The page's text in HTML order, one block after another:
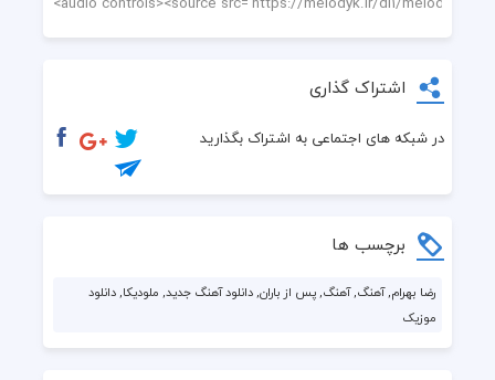
اشتراک گذاری
در شبکه های اجتماعی به اشتراک بگذارید
برچسب ها
رضا بهرام, آهنگ, آهنگ, پس از باران, دانلود آهنگ جدید, ملودیکا, دانلود
موزیک